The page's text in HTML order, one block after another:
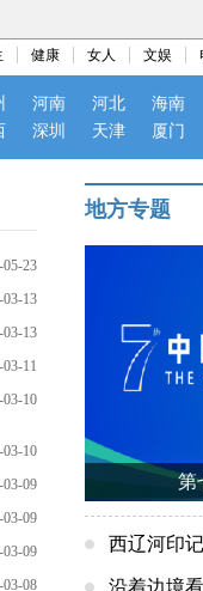
健康 女人 文娱
河南 河北 海南
深圳 天津 厦门
05-23
03-13
03-13
03-11
03-10
03-10
03-09
03-09
03-09
03-08
地方专题
第
西辽河印记
沿着边境